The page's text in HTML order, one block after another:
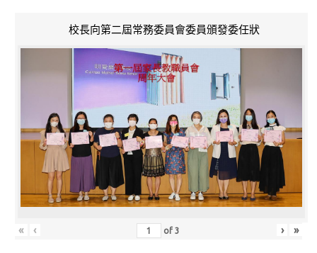
校長向第二屆常務委員會委員頒發委任狀
« ‹ of3 › »